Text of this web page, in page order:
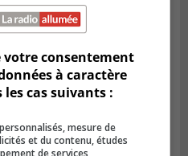
du soccer
votre consentement
à caractère
cas suivants :
mesure de
et du contenu, études
de services